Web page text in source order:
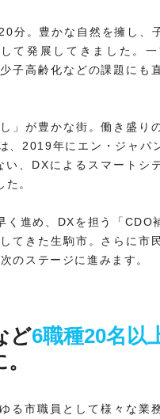
分。豊かな自然を擁し、
て発展してきました。
子高齢化などの課題にも
」が豊かな街。働き盛り
2019年にエン・ジャパ
、DXによるスマートシ
。
進め、DXを担う「CDO
てきた生駒市。さらに市
のステージに進みます。
ど6職種20名以
市職員として様々な業